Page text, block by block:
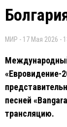
МИР - 17 Мая 2026 -
«Евровидение-
песней
трансляцию.